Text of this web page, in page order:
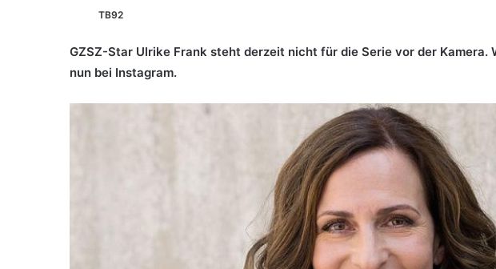
TB92
GZSZ-Star Ulrike Frank steht derzeit nicht für die Serie vor der Kamera.
nun bei Instagram.